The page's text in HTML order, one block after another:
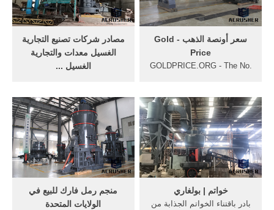
مصادر شركات تصنيع التجارية
الغسيل معدات والتجارية
الغسيل ...
٢٬٢٠٠٫٠٠ US$-٢٬٤٠٠٫٠٠ US$
/ مجموعة. 1.0 مجموعة (لمين)
CN Haining Bairui Import And
Export Co., Ltd. 5 YRS.
الاتصال المورد. 1/6. تجاري
مغسله الملابس ورقة مكوّاة ...
سعر أونصة الذهب - Gold
Price
GOLDPRICE.ORG - The No.
charts in ounces, grams and
kilos in 30 major currencies
plus advice on how to buy
gold.
منجم رمل فارك للبيع في
الولايات المتحدة
خواتم | بولغاري
بادر باقتناء الخواتم الجذابة من